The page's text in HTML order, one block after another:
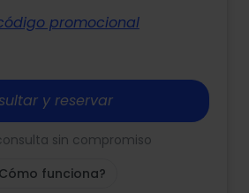
promocional
y reservar
sin compromiso
funciona?